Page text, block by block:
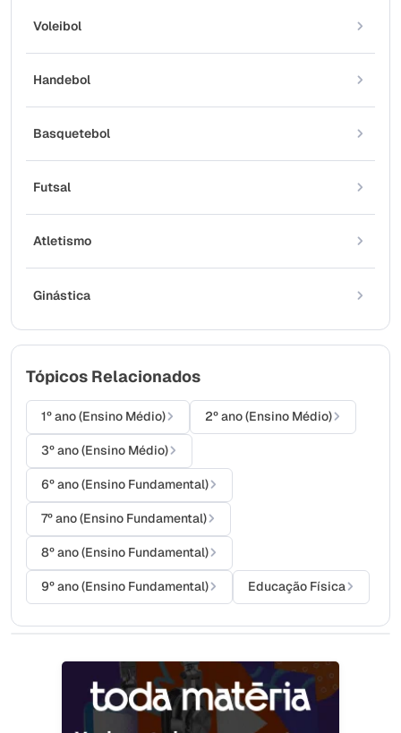
Voleibol
Handebol
Basquetebol
Futsal
Atletismo
Ginástica
Tópicos Relacionados
1º ano (Ensino Médio) 2º ano (Ensino Médio)
3º ano (Ensino Médio)
6º ano (Ensino Fundamental)
7º ano (Ensino Fundamental)
8º ano (Ensino Fundamental)
9º ano (Ensino Fundamental) Educação Física